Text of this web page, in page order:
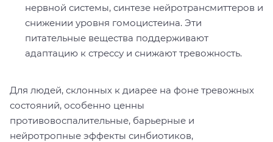
нервной системы, синтезе нейротрансмиттеров и
снижении уровня гомоцистеина. Эти
питательные вещества поддерживают
адаптацию к стрессу и снижают тревожность.
Для людей, склонных к диарее на фоне тревожных
состояний, особенно ценны
противовоспалительные, барьерные и
нейротропные эффекты синбиотиков,